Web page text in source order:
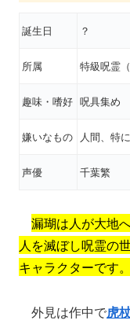
誕生日 ？
所属 特級呪霊
趣味・嗜好 呪具集め
嫌いなもの 人間、特
声優 千葉繁
漏瑚は人が大地
人を滅ぼし呪霊の
キャラクターです。
外見は作中で虎